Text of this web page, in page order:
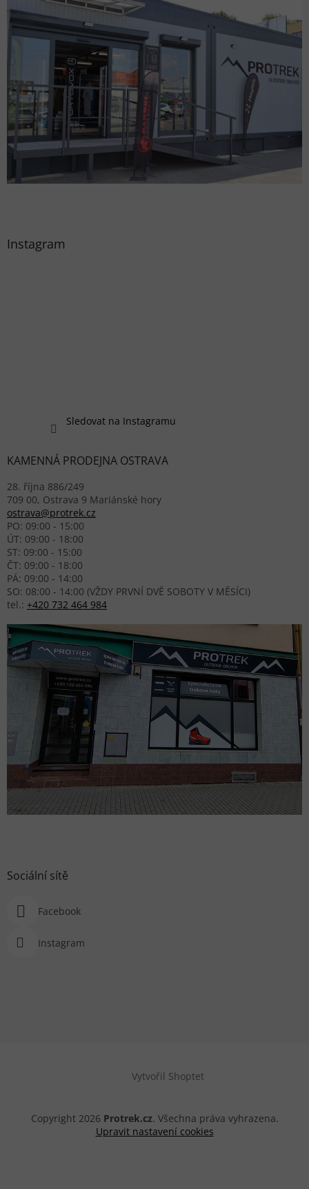
Instagram
Sledovat na Instagramu
KAMENNÁ PRODEJNA OSTRAVA
28. října 886/249
709 00, Ostrava 9 Mariánské hory
ostrava@protrek.cz
PO: 09:00 - 15:00
ÚT: 09:00 - 18:00
ST: 09:00 - 15:00
ČT: 09:00 - 18:00
PÁ: 09:00 - 14:00
SO: 08:00 - 14:00 (VŽDY PRVNÍ DVĚ SOBOTY V MĚSÍCI)
tel.: +420 732 464 984
Sociální sítě
Facebook
Instagram
Vytvořil Shoptet
Copyright 2026 Protrek.cz. Všechna práva vyhrazena.
Upravit nastavení cookies